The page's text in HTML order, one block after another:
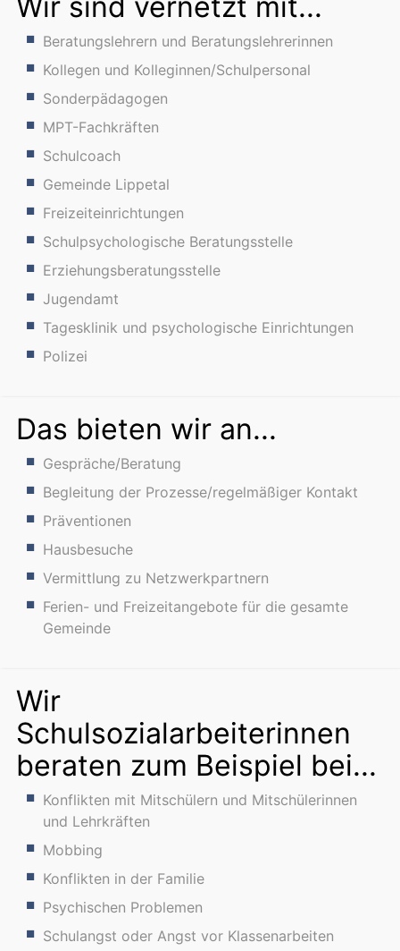
Beratungslehrern und Beratungslehrerinnen
Kollegen und Kolleginnen/Schulpersonal
Sonderpädagogen
MPT-Fachkräften
Schulcoach
Gemeinde Lippetal
Freizeiteinrichtungen
Schulpsychologische Beratungsstelle
Erziehungsberatungsstelle
Jugendamt
Tagesklinik und psychologische Einrichtungen
Polizei
Das bieten wir an...
Gespräche/Beratung
Begleitung der Prozesse/regelmäßiger Kontakt
Präventionen
Hausbesuche
Vermittlung zu Netzwerkpartnern
Ferien- und Freizeitangebote für die gesamte
Gemeinde
Wir
Schulsozialarbeiterinnen
beraten zum Beispiel bei...
Konflikten mit Mitschülern und Mitschülerinnen
und Lehrkräften
Mobbing
Konflikten in der Familie
Psychischen Problemen
Schulangst oder Angst vor Klassenarbeiten